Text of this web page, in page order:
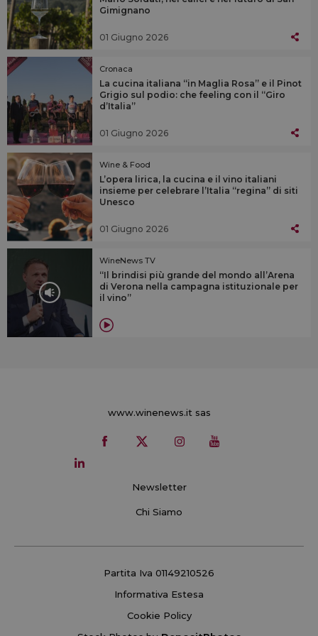
Gimignano
01 Giugno 2026
Cronaca
La cucina italiana “in Maglia Rosa” e il Pinot
Grigio sul podio: che feeling con il “Giro
d’Italia”
01 Giugno 2026
Wine & Food
L’opera lirica, la cucina e il vino italiani
insieme per celebrare l’Italia “regina” di siti
Unesco
01 Giugno 2026
WineNews TV
“Il brindisi più grande del mondo all’Arena
di Verona nella campagna istituzionale per
il vino”
www.winenews.it sas
Newsletter
Chi Siamo
Partita Iva 01149210526
Informativa Estesa
Cookie Policy